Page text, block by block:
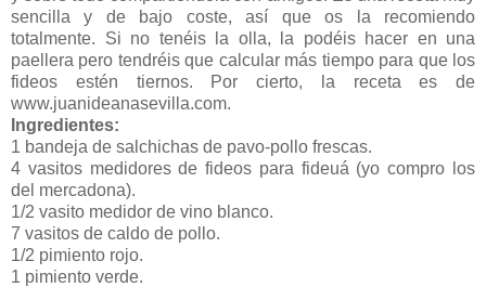
sencilla y de bajo coste, así que os la recomiendo
totalmente. Si no tenéis la olla, la podéis hacer en una
paellera pero tendréis que calcular más tiempo para que los
fideos estén tiernos. Por cierto, la receta es de
www.juanideanasevilla.com.
Ingredientes:
1 bandeja de salchichas de pavo-pollo frescas.
4 vasitos medidores de fideos para fideuá (yo compro los
del mercadona).
1/2 vasito medidor de vino blanco.
7 vasitos de caldo de pollo.
1/2 pimiento rojo.
1 pimiento verde.